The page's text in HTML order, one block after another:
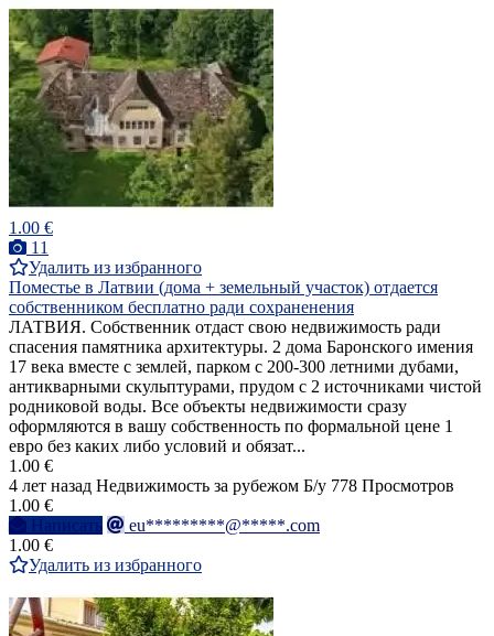
1.00 €
11
Удалить из избранного
Поместье в Латвии (дома + земельный участок) отдается
собственником бесплатно ради сохраненения
ЛАТВИЯ. Собственник отдаст свою недвижимость ради
спасения памятника архитектуры. 2 дома Баронского имения
17 века вместе с землей, парком с 200-300 летними дубами,
антикварными скульптурами, прудом с 2 источниками чистой
родниковой воды. Все объекты недвижимости сразу
оформляются в вашу собственность по формальной цене 1
евро без каких либо условий и обязат...
1.00 €
4 лет назад Недвижимость за рубежом Б/у 778 Просмотров
1.00 €
Написать
eu*********@*****.com
1.00 €
Удалить из избранного